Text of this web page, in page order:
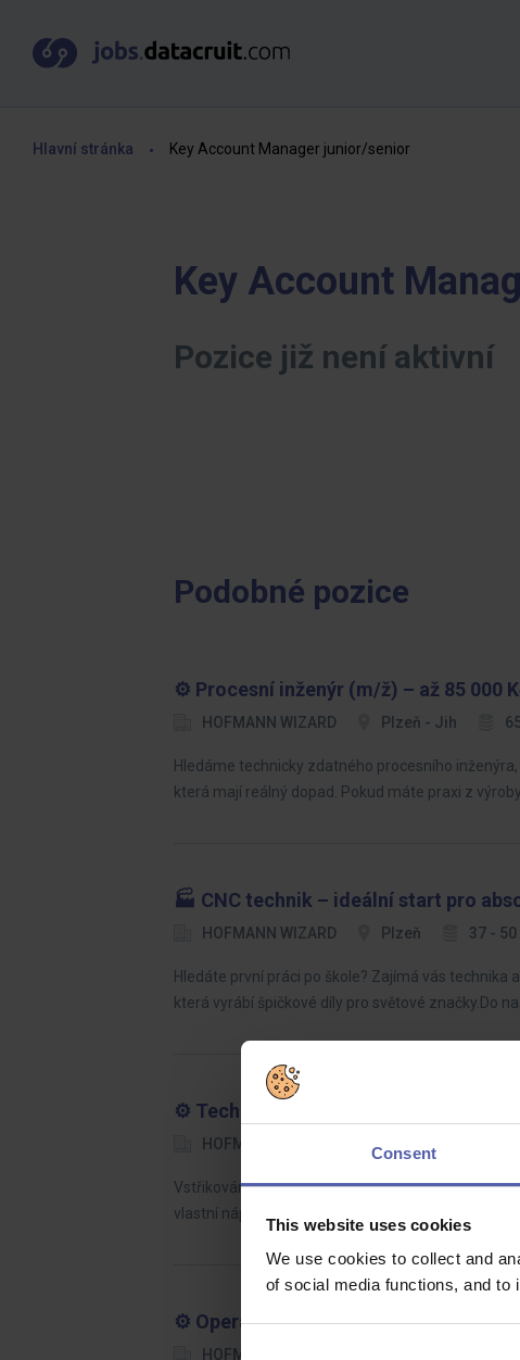
Consent
This website uses cookies
We use cookies to collect and
of social media functions, and to
Hlavní stránka Key Account Manager junior/senior
Key Account
Pozice již není aktivní
Podobné pozice
⚙️ Procesní inženýr (m/ž) – až 85 000
HOFMANN WIZARD Plzeň - Jih
Hledáme technicky zdatného procesního
která mají reálný dopad. Pokud máte praxi z
🏭 CNC technik – ideální start pro
HOFMANN WIZARD Plzeň 37 -
Hledáte první práci po škole? Zajímá vás
která vyrábí špičkové díly pro světové značky.Do
⚙️ Technik vstřikování plastů (m/ž) – až
HOFMANN WIZARD
Vstřikování plastů znáte jako své boty – a teď
vlastní nápady. Výroba i kancelář, občas výjezd za
⚙️ Operátor NC (m/ž) – až 65 000 Kč +
HOFMANN WIZARD